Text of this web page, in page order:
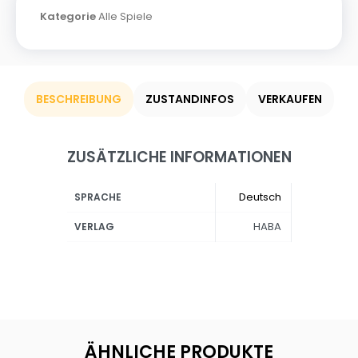
KategorieAlle Spiele
BESCHREIBUNG ZUSTANDINFOS VERKAUFEN
ZUSÄTZLICHE INFORMATIONEN
SPRACHE Deutsch
VERLAG HABA
ÄHNLICHE PRODUKTE